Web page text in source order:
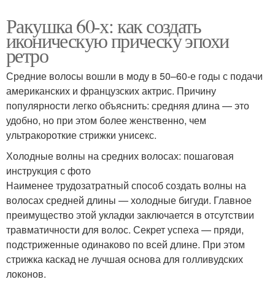
Ракушка 60-х: как создать
иконическую прическу эпохи
ретро
Средние волосы вошли в моду в 50–60-е годы с подачи
американских и французских актрис. Причину
популярности легко объяснить: средняя длина — это
удобно, но при этом более женственно, чем
ультракороткие стрижки унисекс.
Холодные волны на средних волосах: пошаговая
инструкция с фото
Наименее трудозатратный способ создать волны на
волосах средней длины — холодные бигуди. Главное
преимущество этой укладки заключается в отсутствии
травматичности для волос. Секрет успеха — пряди,
подстриженные одинаково по всей длине. При этом
стрижка каскад не лучшая основа для голливудских
локонов.